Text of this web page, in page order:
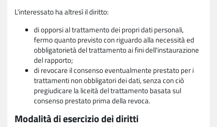
L'interessato ha altresì il diritto:
di opporsi al trattamento dei propri dati personali,
fermo quanto previsto con riguardo alla necessità ed
obbligatorietà del trattamento ai fini dell'instaurazione
del rapporto;
di revocare il consenso eventualmente prestato per i
trattamenti non obbligatori dei dati, senza con ciò
pregiudicare la liceità del trattamento basata sul
consenso prestato prima della revoca.
Modalità di esercizio dei diritti